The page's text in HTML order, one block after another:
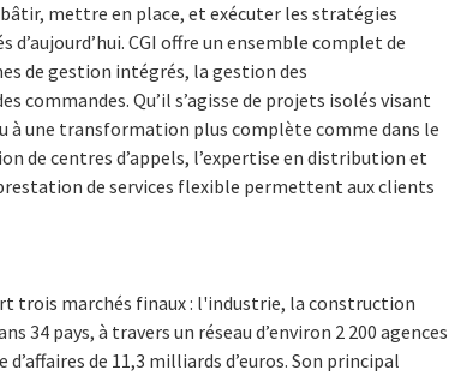
mettre en place, et exécuter les stratégies
CGI offre un ensemble complet de
de gestion intégrés, la gestion des
Qu’il s’agisse de projets isolés visant
à une transformation plus complète comme dans le
de centres d’appels, l’expertise en distribution et
de services flexible permettent aux clients
trois marchés finaux : l'industrie, la construction
pays, à travers un réseau d’environ 2 200 agences
de 11,3 milliards d’euros. Son principal